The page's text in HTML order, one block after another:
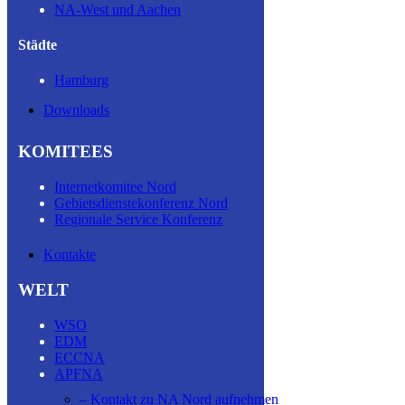
Downloads
Kontakte
– Kontakt zu NA Nord aufnehmen
NA-West und Aachen
Städte
Hamburg
KOMITEES
Internetkomitee Nord
Gebietsdienstekonferenz Nord
Regionale Service Konferenz
WELT
WSO
EDM
ECCNA
APFNA